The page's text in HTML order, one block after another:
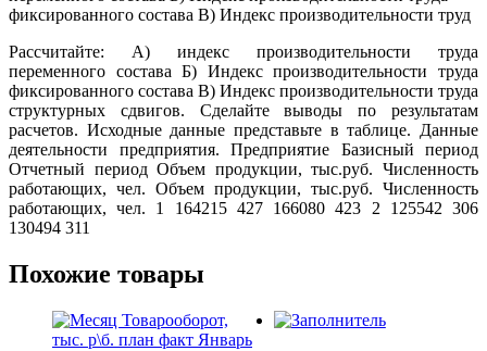
Рассчитайте: А) индекс производительности труда
переменного состава Б) Индекс производительности труда
фиксированного состава В) Индекс производительности труда
структурных сдвигов. Сделайте выводы по результатам
расчетов. Исходные данные представьте в таблице. Данные
деятельности предприятия. Предприятие Базисный период
Отчетный период Объем продукции, тыс.руб. Численность
работающих, чел. Объем продукции, тыс.руб. Численность
работающих, чел. 1 164215 427 166080 423 2 125542 306
130494 311
Похожие товары